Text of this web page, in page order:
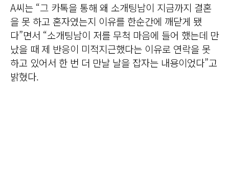
A씨는 “그 카톡을 통해 왜 소개팅남이 지금까지 결혼
을 못 하고 혼자였는지 이유를 한순간에 깨닫게 됐
다”면서 “소개팅남이 저를 무척 마음에 들어 했는데 만
났을 때 제 반응이 미적지근했다는 이유로 연락을 못
하고 있어서 한 번 더 만날 날을 잡자는 내용이었다”고
밝혔다.